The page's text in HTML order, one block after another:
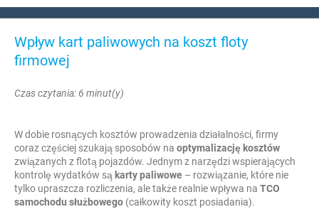
Wpływ kart paliwowych na koszt floty
firmowej
Czas czytania: 6 minut(y)
W dobie rosnących kosztów prowadzenia działalności, firmy
coraz częściej szukają sposobów na optymalizację kosztów
związanych z flotą pojazdów. Jednym z narzędzi wspierających
kontrolę wydatków są karty paliwowe – rozwiązanie, które nie
tylko upraszcza rozliczenia, ale także realnie wpływa na TCO
samochodu służbowego (całkowity koszt posiadania).